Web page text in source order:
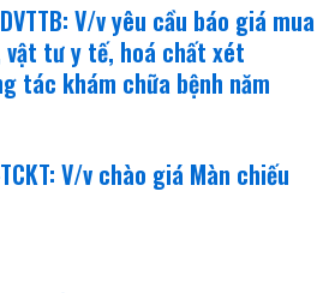
V/v yêu cầu báo giá mua
vật tư y tế, hoá chất xét
tác khám chữa bệnh năm
V/v chào giá Màn chiếu